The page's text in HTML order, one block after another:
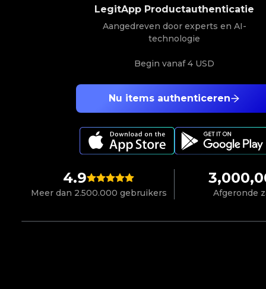
4.9
Meer dan 2.500.000 gebruikers Afgeronde
Nu items authenticeren
LegitApp Productauthenticatie
Aangedreven door experts en AI-
technologie
Begin vanaf4 USD